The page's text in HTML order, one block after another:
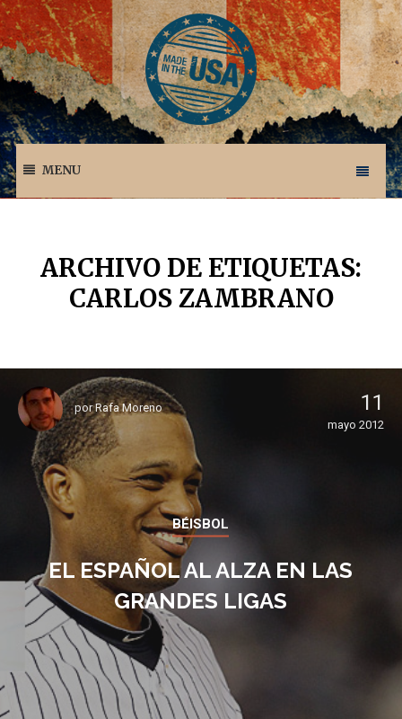
MENU
ARCHIVO DE ETIQUETAS:
CARLOS ZAMBRANO
porRafa Moreno 11
mayo 2012
BÉISBOL
EL ESPAÑOL AL ALZA EN LAS
GRANDES LIGAS